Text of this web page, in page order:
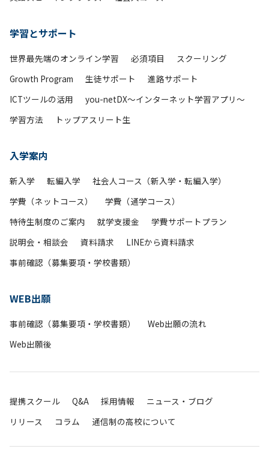
学習とサポート
世界最先端のオンライン学習 必須項目
スクーリング
Growth Program
生徒サポート
進路サポート
ICTツールの活用
you-netDX～インターネット学習アプリ～
学習方法
トップアスリート生
入学案内
新入学 転編入学
社会人コース（新入学・転編入学）
学費（ネットコース）
学費（通学コース）
特待生制度のご案内
就学支援金
学費サポートプラン
説明会・相談会
資料請求
LINEから資料請求
事前確認（募集要項・学校書類）
WEB出願
事前確認（募集要項・学校書類）
Web出願の流れ
Web出願後
提携スクール Q&A 採用情報
ニュース・ブログ
リリース
コラム 通信制の高校について